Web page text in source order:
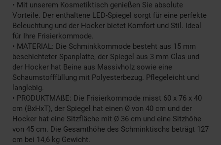
• Mit unserem Kosmetiktisch genießen Sie absolute
Vorteile. Der enthaltene LED-Spiegel sorgt für eine perfekte
Beleuchtung und der Hocker bietet Komfort und Stil. Ideal
für Ihre Frisierkommode.
• MATERIAL: Die Schminkkommode besteht aus 15 mm
beschichteter Spanplatte, der Spiegel aus 3 mm Glas und
der Hocker hat Beine aus Massivholz sowie eine
Schaumstofffüllung mit Polyesterbezug. Pflegeleicht und
langlebig.
• PRODUKTMAßE: Die Frisierkommode misst 60 x 76 x 40
cm (BxHxT), der Spiegel hat einen Ø von 40 cm und der
Hocker hat eine Sitzfläche mit Ø 36 cm und eine Sitzhöhe
von 45 cm. Die Gesamthöhe des Schminktischs beträgt 127
cm bei 14,6 kg Gewicht.